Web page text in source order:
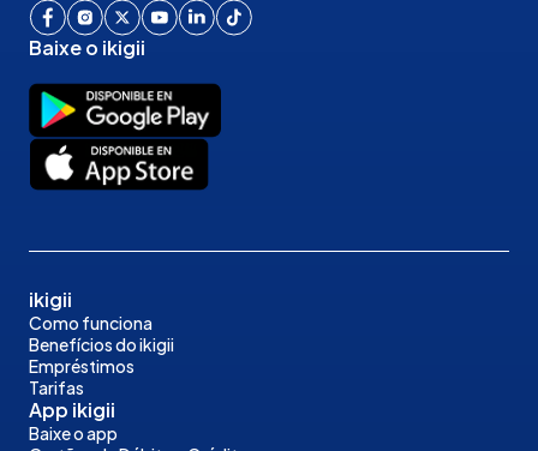
Baixe o ikigii
ikigii
Como funciona
Benefícios do ikigii
Empréstimos
Tarifas
App ikigii
Baixe o app